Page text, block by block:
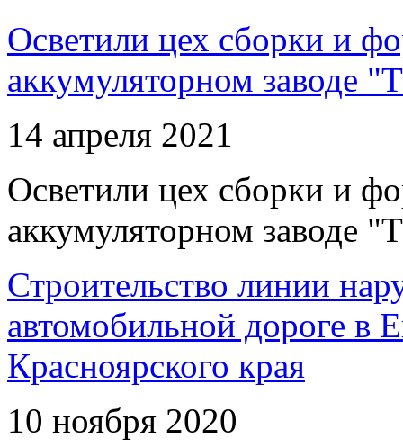
Осветили цех сборки и
аккумуляторном заводе
14 апреля 2021
Осветили цех сборки и
аккумуляторном заводе
Строительство линии
автомобильной дороге в
Красноярского края
10 ноября 2020